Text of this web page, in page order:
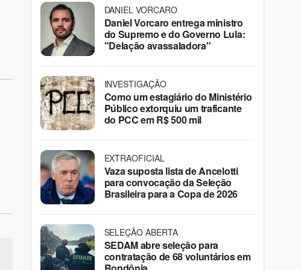
DANIEL VORCARO
Daniel Vorcaro entrega ministro
do Supremo e do Governo Lula:
"Delação avassaladora"
INVESTIGAÇÃO
Como um estagiário do Ministério
Público extorquiu um traficante
do PCC em R$ 500 mil
EXTRAOFICIAL
Vaza suposta lista de Ancelotti
para convocação da Seleção
Brasileira para a Copa de 2026
SELEÇÃO ABERTA
SEDAM abre seleção para
contratação de 68 voluntários em